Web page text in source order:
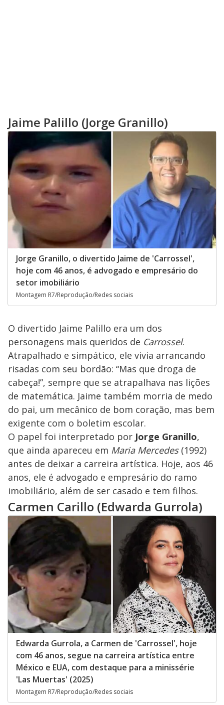
Jaime Palillo (Jorge Granillo)
Jorge Granillo, o divertido Jaime de 'Carrossel',
hoje com 46 anos, é advogado e empresário do
setor imobiliário
Montagem R7/Reprodução/Redes sociais
O divertido Jaime Palillo era um dos
personagens mais queridos de Carrossel.
Atrapalhado e simpático, ele vivia arrancando
risadas com seu bordão: “Mas que droga de
cabeça!”, sempre que se atrapalhava nas lições
de matemática. Jaime também morria de medo
do pai, um mecânico de bom coração, mas bem
exigente com o boletim escolar.
O papel foi interpretado por Jorge Granillo,
que ainda apareceu em Maria Mercedes(1992)
antes de deixar a carreira artística. Hoje, aos 46
anos, ele é advogado e empresário do ramo
imobiliário, além de ser casado e tem filhos.
Carmen Carillo (Edwarda Gurrola)
Edwarda Gurrola, a Carmen de 'Carrossel', hoje
com 46 anos, segue na carreira artística entre
México e EUA, com destaque para a minissérie
'Las Muertas' (2025)
Montagem R7/Reprodução/Redes sociais